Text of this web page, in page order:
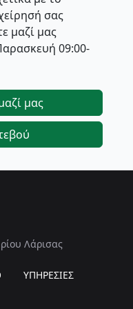
σας
μαζί μας
09:00-
μας
Λάρισας
ΥΠΗΡΕΣΙΕΣ